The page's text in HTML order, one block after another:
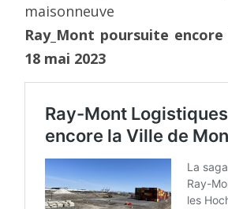
maisonneuve
Ray_Mont poursuite
18 mai 2023